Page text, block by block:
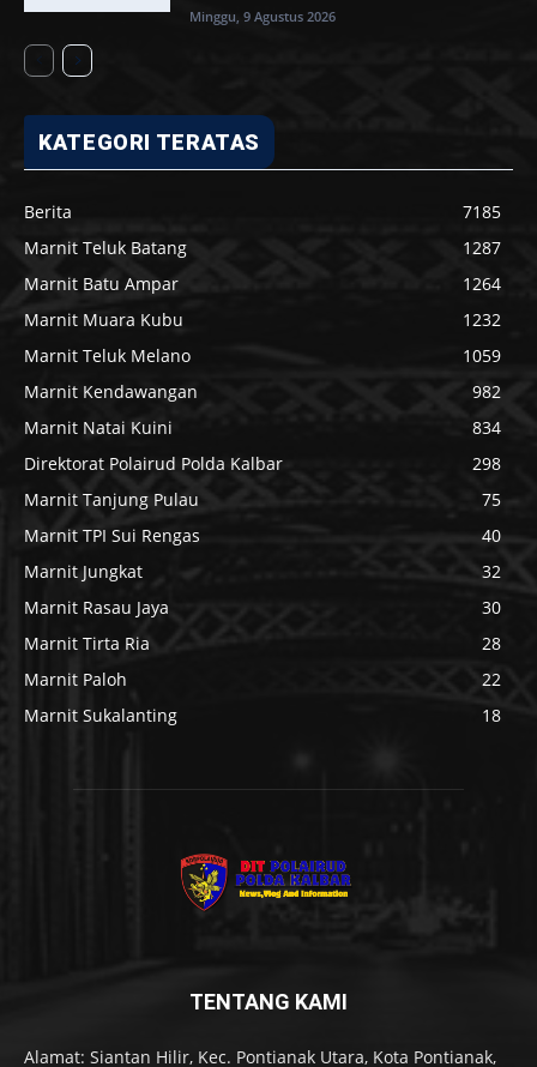
Minggu, 9 Agustus 2026
KATEGORI TERATAS
Berita
7185
Marnit Teluk Batang
1287
Marnit Batu Ampar
1264
Marnit Muara Kubu
1232
Marnit Teluk Melano
1059
Marnit Kendawangan
982
Marnit Natai Kuini
834
Direktorat Polairud Polda Kalbar
298
Marnit Tanjung Pulau
75
Marnit TPI Sui Rengas
40
Marnit Jungkat
32
Marnit Rasau Jaya
30
Marnit Tirta Ria
28
Marnit Paloh
22
Marnit Sukalanting
18
TENTANG KAMI
Alamat: Siantan Hilir, Kec. Pontianak Utara, Kota Pontianak,